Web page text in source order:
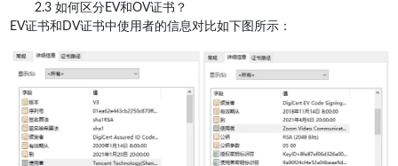
2.3 如何区分EV和OV证书？
EV证书和DV证书中使用者的信息对比如下图所示：